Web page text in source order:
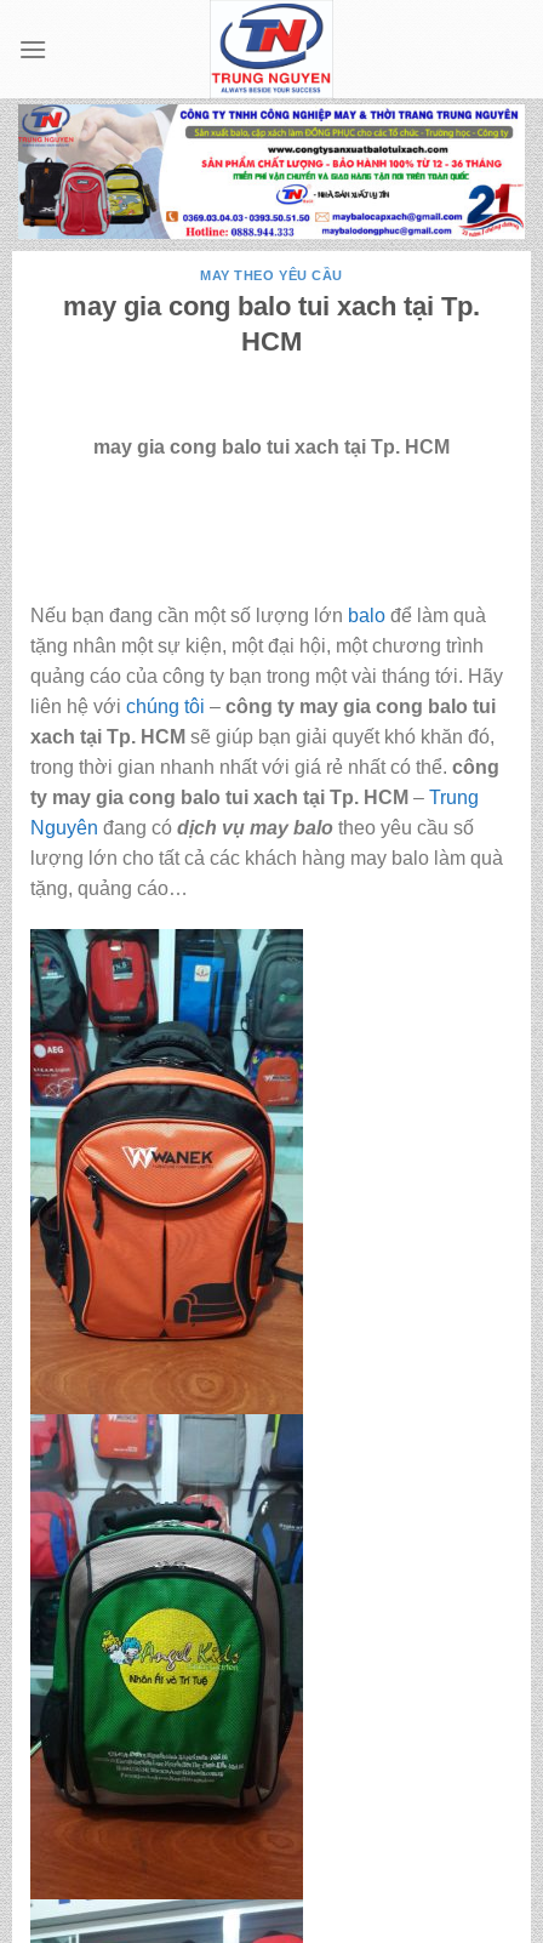
MAY THEO YÊU CẦU
may gia cong balo tui xach tại Tp.
HCM
may gia cong balo tui xach tại Tp. HCM
Nếu bạn đang cần một số lượng lớn balođể làm quà
tặng nhân một sự kiện, một đại hội, một chương trình
quảng cáo của công ty bạn trong một vài tháng tới. Hãy
liên hệ với chúng tôi – công ty may gia cong balo tui
xach tại Tp. HCM sẽ giúp bạn giải quyết khó khăn đó,
trong thời gian nhanh nhất với giá rẻ nhất có thể. công
ty may gia cong balo tui xach tại Tp. HCM – Trung
Nguyên đang có dịch vụ may balotheo yêu cầu số
lượng lớn cho tất cả các khách hàng may balo làm quà
tặng, quảng cáo…